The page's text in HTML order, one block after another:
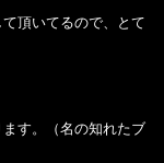
頂いてるので、とて
す。（名の知れたブ